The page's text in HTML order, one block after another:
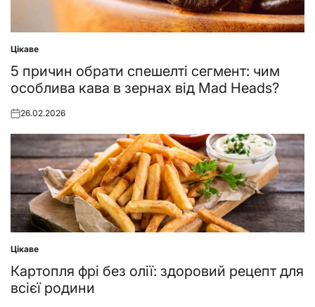
Posted
in
Цікаве
5 причин обрати спешелті сегмент: чим
особлива кава в зернах від Mad Heads?
Posted
26.02.2026
Posted
in
Цікаве
Картопля фрі без олії: здоровий рецепт для
всієї родини